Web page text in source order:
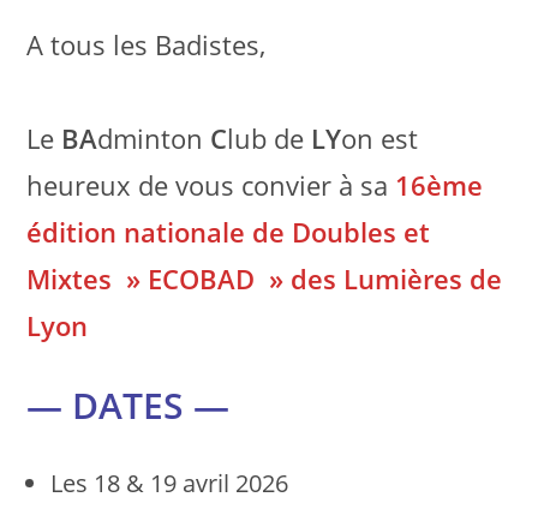
A tous les Badistes,
Le BAdminton Club de LYon est
heureux de vous convier à sa 16ème
édition nationale de Doubles et
Mixtes » ECOBAD » des Lumières de
Lyon
— DATES —
Les 18 & 19 avril 2026